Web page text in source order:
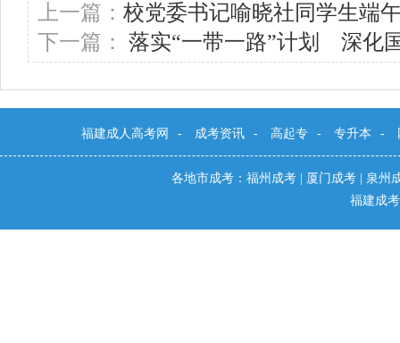
上一篇： 校党委书记喻晓社同学生端
下一篇：
落实“一带一路”计划 深化
福建成人高考网 - 成考资讯 - 高起专 - 专升本 -
各地市成考： 福州成考 厦门成考
泉州
福建成